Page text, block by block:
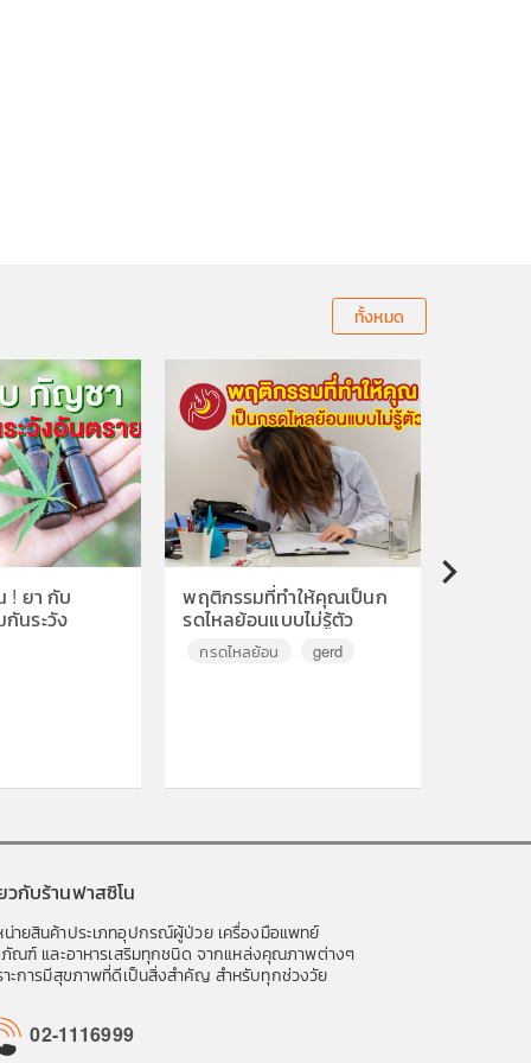
ทั้งหมด
! ยา กับ
นระวัง
พฤติกรรมที่ทำให้คุณเป็นก
รดไหลย้อนแบบไม่รู้ตัว
กรดไหลย้อน gerd
วกับร้านฟาสซิโน
น่ายสินค้าประเภทอุปกรณ์ผู้ป่วย เครื่องมือแพทย์
ภัณฑ์ และอาหารเสริมทุกชนิด จากแหล่งคุณภาพต่างๆ
าะการมีสุขภาพที่ดีเป็นสิ่งสำคัญ สำหรับทุกช่วงวัย
02-1116999